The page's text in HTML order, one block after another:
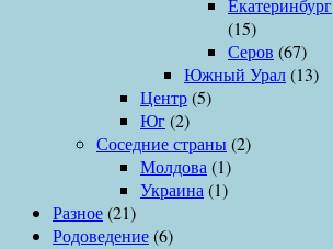
Екатеринбург
(15)
Серов (67)
Южный Урал(13)
Центр(5)
Юг(2)
Соседние страны(2)
Молдова (1)
Украина (1)
Разное(21)
Родоведение(6)